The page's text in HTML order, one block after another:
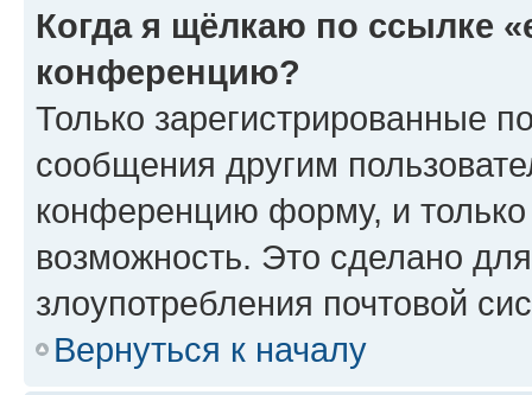
Когда я щёлкаю по ссылке
конференцию?
Только зарегистрированные
сообщения другим
конференцию форму, и
возможность. Это сделано
злоупотребления почтовой
Вернуться к началу